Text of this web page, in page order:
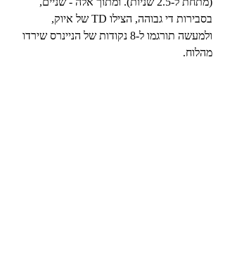
בסבירות די גבוהה, הצילו TD של איוק,
ולמעשה תורגמו ל-8 נקודות של הניינרס שירדו
מהלוח.